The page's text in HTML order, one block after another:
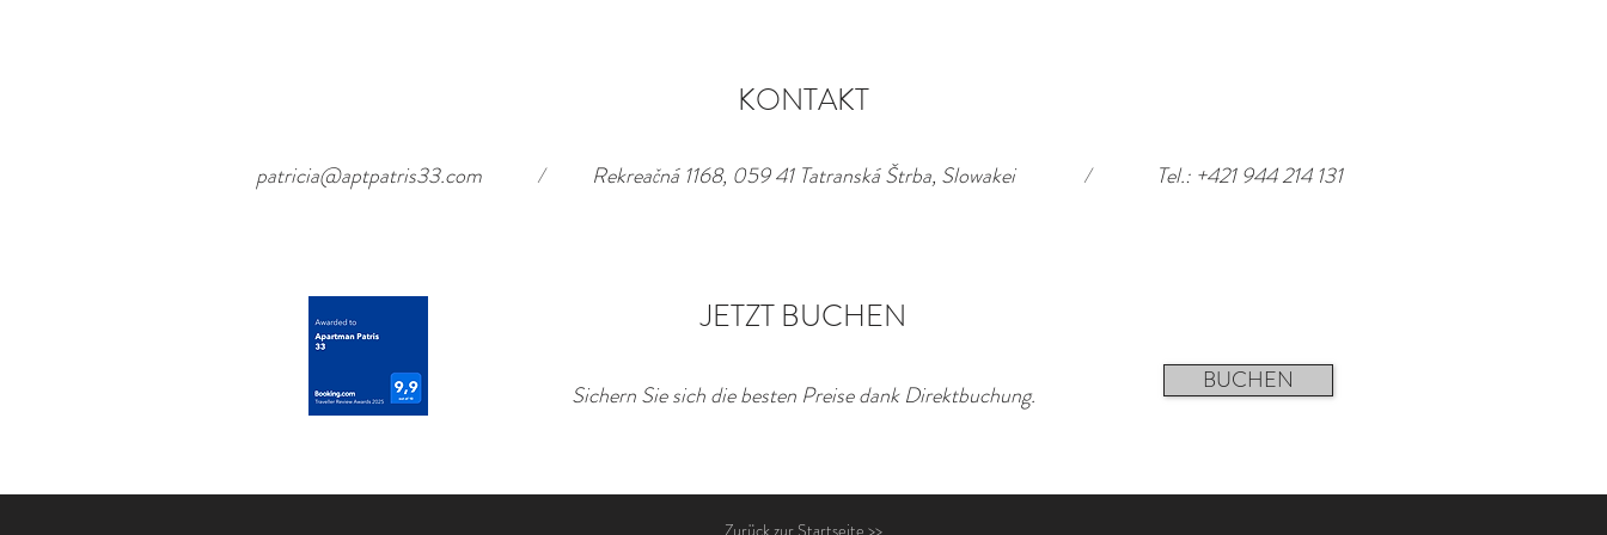
KONTAKT
Tel.: +421 944 214 131
patricia@aptpatris33.com Rekreačná 1168, 059 41 Tatranská Štrba, Slowakei
/ /
JETZT BUCHEN
Sichern Sie sich die besten Preise dank Direktbuchung. BUCHEN